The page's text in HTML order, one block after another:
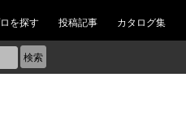
を探す 投稿記事 カタログ集